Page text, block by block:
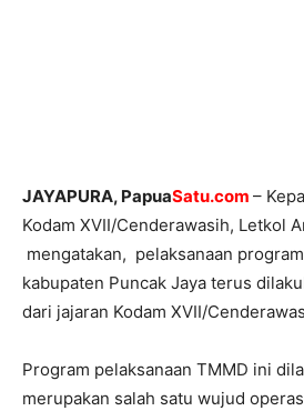
JAYAPURA, PapuaSatu.com –
Kodam XVII/Cenderawasih, Letkol
mengatakan, pelaksanaan
kabupaten Puncak Jaya terus
dari jajaran Kodam XVII/
Program pelaksanaan TMMD ini
merupakan salah satu wujud